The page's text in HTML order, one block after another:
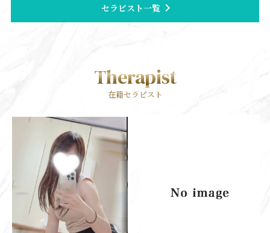
セラピスト一覧 chevron_right
Therapist
在籍セラピスト